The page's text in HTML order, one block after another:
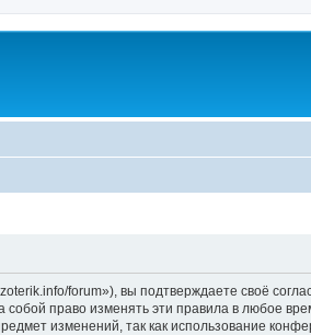
forum»), вы подтверждаете своё
право изменять эти правила в любое
изменений, так как использование